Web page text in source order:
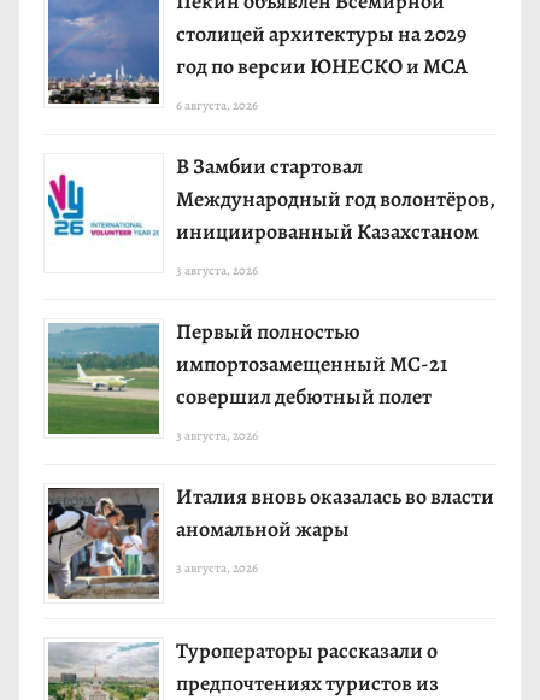
столицей архитектуры на 2029
год по версии ЮНЕСКО и МСА
6 августа, 2026
В Замбии стартовал
Международный год волонтёров,
инициированный Казахстаном
3 августа, 2026
Первый полностью
импортозамещенный МС-21
совершил дебютный полет
3 августа, 2026
Италия вновь оказалась во власти
аномальной жары
3 августа, 2026
Туроператоры рассказали о
предпочтениях туристов из